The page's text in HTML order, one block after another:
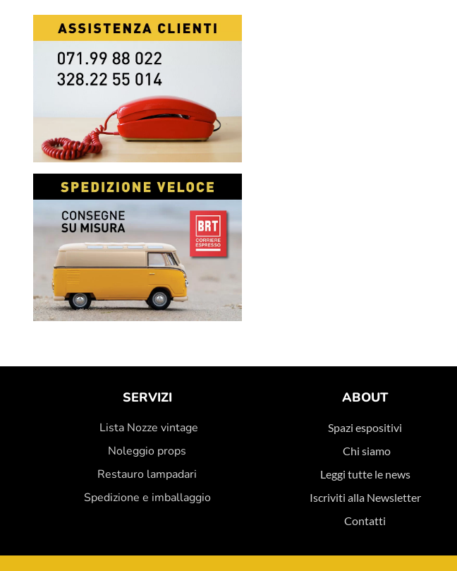
SERVIZI
Lista Nozze vintage
Noleggio props
Restauro lampadari
Spedizione e imballaggio
ABOUT
Spazi espositivi
Chi siamo
Leggi tutte le news
Iscriviti alla Newsletter
Contatti